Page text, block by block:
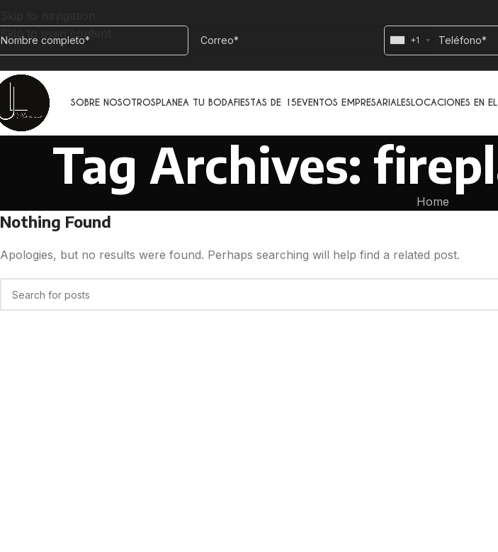
Skip to main content
+1
SOBRE NOSOTROSPLANEA TU BODAFIESTAS DE 15EVENTOS EMPRESARIALESLOCACIONES EN
Tag Archives:
Home
Nothing Found
Apologies, but no results were found. Perhaps searching will help find a related post.